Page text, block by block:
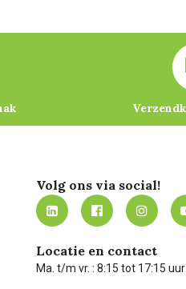
Volg ons via social!
Locatie en contact
Ma. t/m vr. : 8:15 tot 17:15 uur